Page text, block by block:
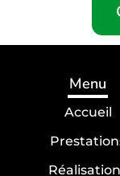
Menu
Accueil